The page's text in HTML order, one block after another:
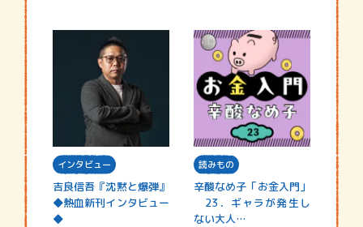
インタビュー
吉良信吾『沈黙と爆弾』
◆熱血新刊インタビュー
◆
読みもの
辛酸なめ子「お金入門」
23．ギャラが発生し
ない大人…